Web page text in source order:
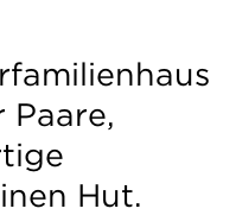
Paare,
Hut.